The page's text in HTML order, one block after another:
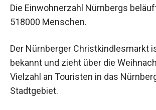
Die Einwohnerzahl Nürnbergs
518000 Menschen.
Der Nürnberger Christkindlesmarkt
bekannt und zieht über die
Vielzahl an Touristen in das
Stadtgebiet.